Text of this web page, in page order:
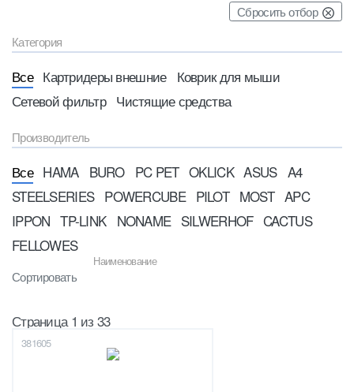
Сбросить отбор
Категория
Все Картридеры внешние Коврик для мыши
Сетевой фильтр Чистящие средства
Производитель
Все HAMA BURO PC PET OKLICK ASUS A4
STEELSERIES POWERCUBE PILOT MOST APC
IPPON TP-LINK NONAME SILWERHOF CACTUS
FELLOWES
Сортировать
Наименование
Страница 1 из 33
381605